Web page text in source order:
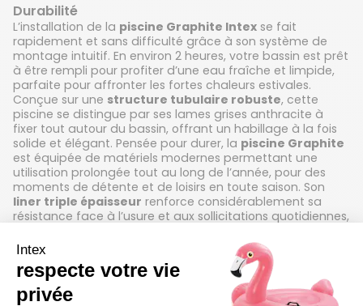
Durabilité
L’installation de la piscine Graphite Intex se fait
rapidement et sans difficulté grâce à son système de
montage intuitif. En environ 2 heures, votre bassin est prêt
à être rempli pour profiter d’une eau fraîche et limpide,
parfaite pour affronter les fortes chaleurs estivales.
Conçue sur une structure tubulaire robuste, cette
piscine se distingue par ses lames grises anthracite à
fixer tout autour du bassin, offrant un habillage à la fois
solide et élégant. Pensée pour durer, la piscine Graphite
est équipée de matériels modernes permettant une
utilisation prolongée tout au long de l’année, pour des
moments de détente et de loisirs en toute saison. Son
liner triple épaisseur renforce considérablement sa
résistance face à l’usure et aux sollicitations quotidiennes,